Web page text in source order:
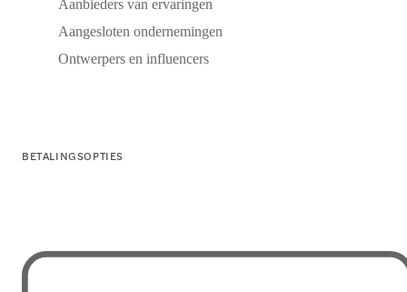
Aanbieders van ervaringen
Aangesloten ondernemingen
Ontwerpers en influencers
BETALINGSOPTIES